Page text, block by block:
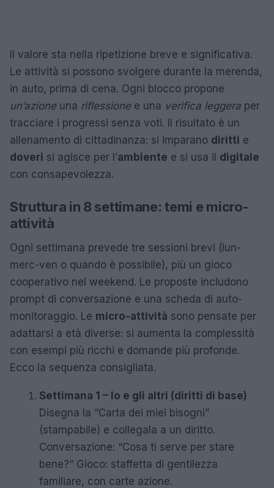
Il valore sta nella ripetizione breve e significativa.
Le attività si possono svolgere durante la merenda,
in auto, prima di cena. Ogni blocco propone
un’azioneuna riflessionee una verifica leggera per
tracciare i progressi senza voti. Il risultato è un
allenamento di cittadinanza: si imparano diritti e
doveri si agisce per l’ambiente e si usa il digitale
con consapevolezza.
Struttura in 8 settimane: temi e micro-
attività
Ogni settimana prevede tre sessioni brevi (lun-
merc-ven o quando è possibile), più un gioco
cooperativo nel weekend. Le proposte includono
prompt di conversazione e una scheda di auto-
monitoraggio. Le micro-attività sono pensate per
adattarsi a età diverse: si aumenta la complessità
con esempi più ricchi e domande più profonde.
Ecco la sequenza consigliata.
Settimana 1 – Io e gli altri (diritti di base)
Disegna la “Carta dei miei bisogni”
(stampabile) e collegala a un diritto.
Conversazione: “Cosa ti serve per stare
bene?” Gioco: staffetta di gentilezza
familiare, con carte azione.